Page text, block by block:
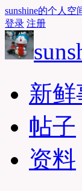
sunshine的个人空
登录 注册
新鲜
帖子
资料